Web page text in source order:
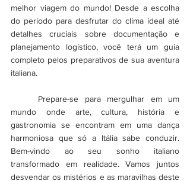
melhor viagem do mundo! Desde a escolha
do período para desfrutar do clima ideal até
detalhes cruciais sobre documentação e
planejamento logístico, você terá um guia
completo pelos preparativos de sua aventura
italiana.
mundo onde arte, cultura, história e
gastronomia se encontram em uma dança
harmoniosa que só a Itália sabe conduzir.
Bem-vindo ao seu sonho italiano
transformado em realidade. Vamos juntos
desvendar os mistérios e as maravilhas deste